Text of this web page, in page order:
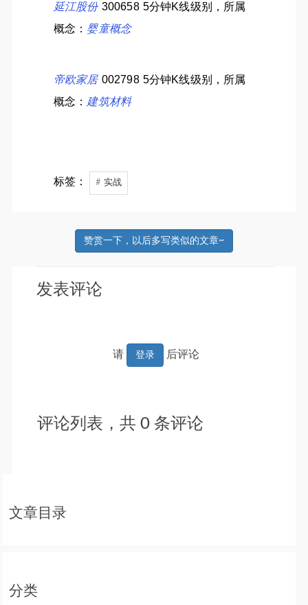
延江股份 300658 5分钟K线级别，所属
概念： 婴童概念
帝欧家居 002798 5分钟K线级别，所属
概念： 建筑材料
标签： # 实战
赞赏一下，以后多写类似的文章~
发表评论
请 登录 后评论
评论列表，共 0条评论
文章目录
分类